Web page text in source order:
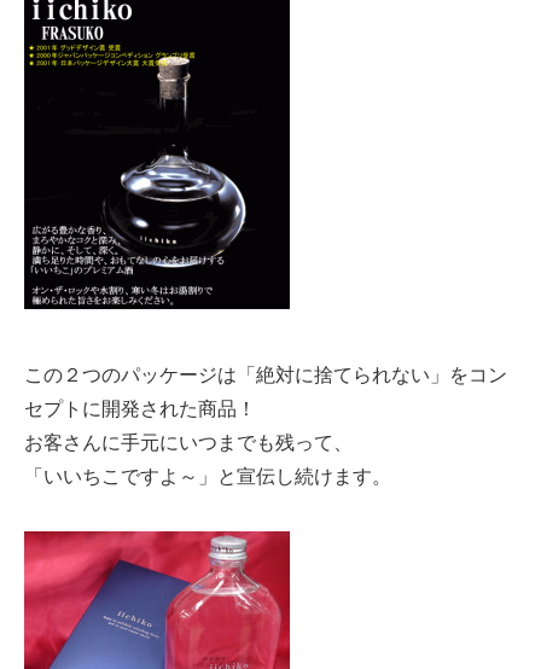
この２つのパッケージは「絶対に捨てられない」をコン
セプトに開発された商品！
お客さんに手元にいつまでも残って、
「いいちこですよ～」と宣伝し続けます。